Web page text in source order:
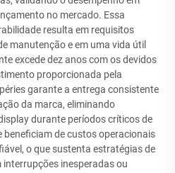
no mercado. Essa
resulta em requisitos
manutenção e em uma vida útil
excede dez anos com os devidos
proporcionada pela
garante a entrega consistente
da marca, eliminando
durante períodos críticos de
beneficiam de custos operacionais
o que sustenta estratégias de
inesperadas ou